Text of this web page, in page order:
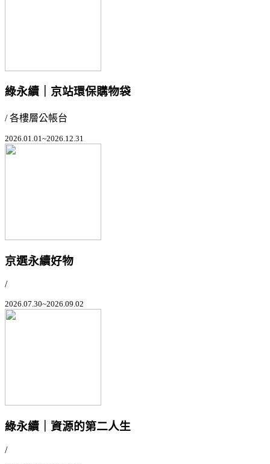
綠永續｜京站環保購物袋
/ 各樓層公帳台
2026.01.01~2026.12.31
京選永續好物
/
2026.07.30~2026.09.02
綠永續｜資源的第二人生
/